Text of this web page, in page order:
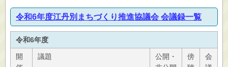
令和6年度江丹別まちづくり推進協議会 会議録一覧
令和6年度
開
議題
公開・
傍
会